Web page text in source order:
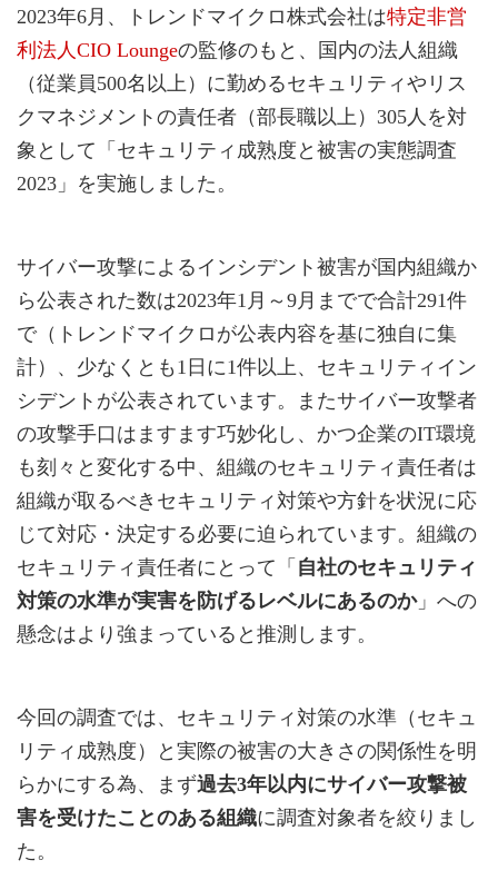
2023年6月、トレンドマイクロ株式会社は特定非営
利法人CIO Loungeの監修のもと、国内の法人組織
（従業員500名以上）に勤めるセキュリティやリス
クマネジメントの責任者（部長職以上）305人を対
象として「セキュリティ成熟度と被害の実態調査
2023」を実施しました。
サイバー攻撃によるインシデント被害が国内組織か
ら公表された数は2023年1月～9月までで合計291件
で（トレンドマイクロが公表内容を基に独自に集
計）、少なくとも1日に1件以上、セキュリティイン
シデントが公表されています。またサイバー攻撃者
の攻撃手口はますます巧妙化し、かつ企業のIT環境
も刻々と変化する中、組織のセキュリティ責任者は
組織が取るべきセキュリティ対策や方針を状況に応
じて対応・決定する必要に迫られています。組織の
セキュリティ責任者にとって「 自社のセキュリティ
対策の水準が実害を防げるレベルにあるのか」への
懸念はより強まっていると推測します。
今回の調査では、セキュリティ対策の水準（セキュ
リティ成熟度）と実際の被害の大きさの関係性を明
らかにする為、まず過去3年以内にサイバー攻撃被
害を受けたことのある組織に調査対象者を絞りまし
た。